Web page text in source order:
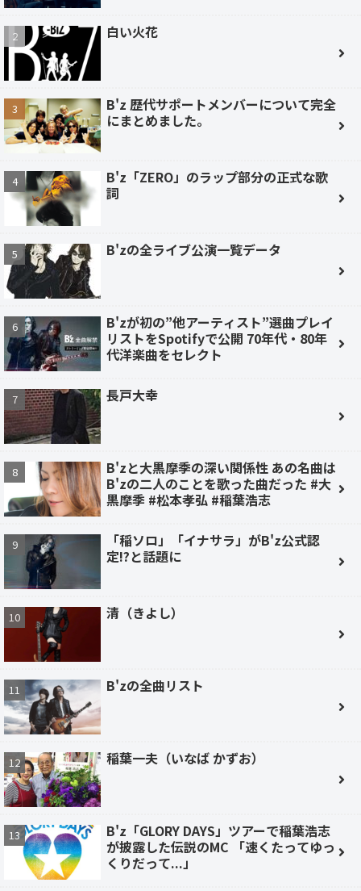
白い火花
B'z 歴代サポートメンバーについて完全
にまとめました。
B'z「ZERO」のラップ部分の正式な歌
詞
B'zの全ライブ公演一覧データ
B'zが初の”他アーティスト”選曲プレイ
リストをSpotifyで公開 70年代・80年
代洋楽曲をセレクト
長戸大幸
B'zと大黒摩季の深い関係性 あの名曲は
B'zの二人のことを歌った曲だった #大
黒摩季 #松本孝弘 #稲葉浩志
「稲ソロ」「イナサラ」がB'z公式認
定!?と話題に
清（きよし）
B'zの全曲リスト
稲葉一夫（いなば かずお）
B'z「GLORY DAYS」ツアーで稲葉浩志
が披露した伝説のMC 「速くたってゆっ
くりだって...」